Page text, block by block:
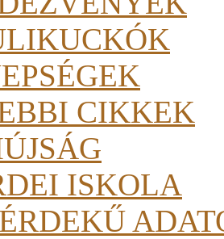
CIKKEK
ISKOLA